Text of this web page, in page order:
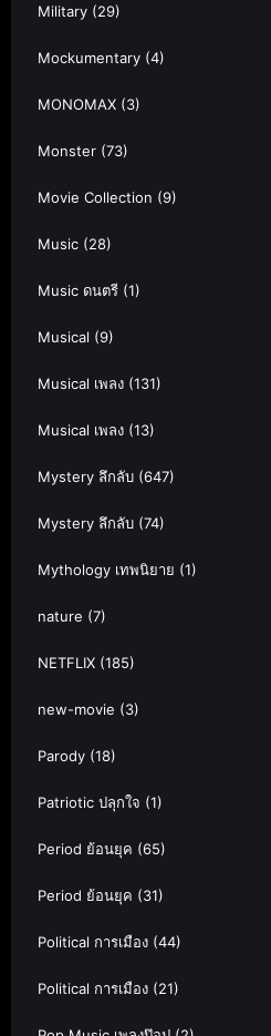
Military (29)
Mockumentary (4)
MONOMAX (3)
Monster (73)
Movie Collection (9)
Music (28)
Music ดนตรี (1)
Musical (9)
Musical เพลง (131)
Musical เพลง (13)
Mystery ลึกลับ (647)
Mystery ลึกลับ (74)
Mythology เทพนิยาย (1)
nature (7)
NETFLIX (185)
new-movie (3)
Parody (18)
Patriotic ปลุกใจ (1)
Period ย้อนยุค (65)
Period ย้อนยุค (31)
Political การเมือง (44)
Political การเมือง (21)